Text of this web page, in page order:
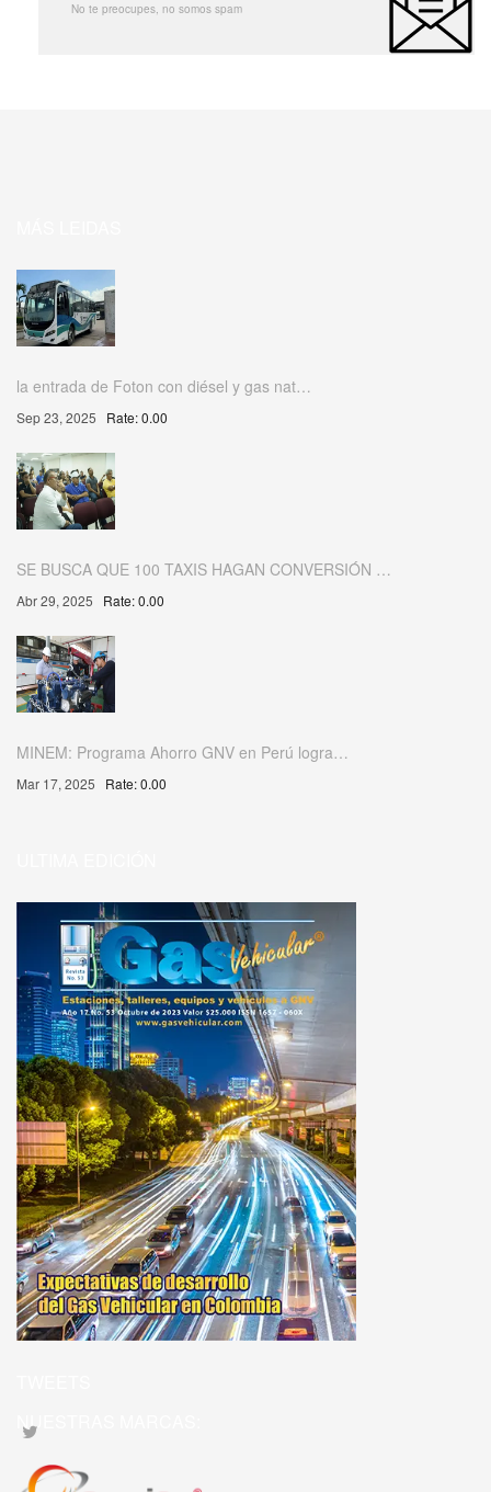
No te preocupes, no somos spam
la entrada de Foton con diésel y gas nat…
Sep 23, 2025 Rate: 0.00
SE BUSCA QUE 100 TAXIS HAGAN CONVERSIÓN …
Abr 29, 2025 Rate: 0.00
MINEM: Programa Ahorro GNV en Perú logra…
Mar 17, 2025 Rate: 0.00
NUESTRAS MARCAS: